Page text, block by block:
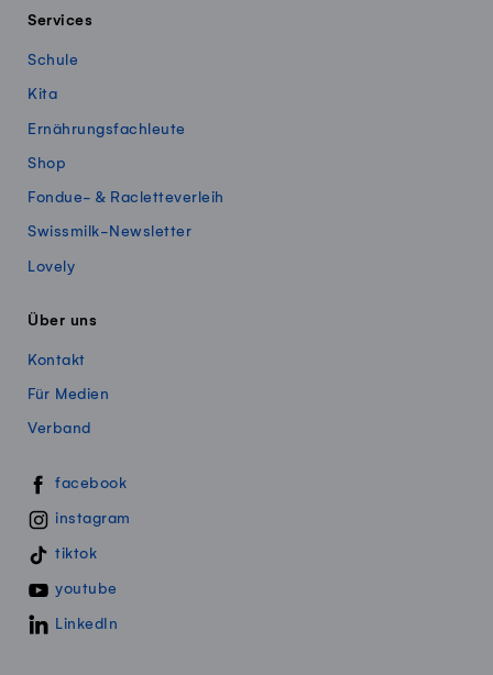
Services
Schule
Kita
Ernährungsfachleute
Shop
Fondue- & Racletteverleih
Swissmilk-Newsletter
Lovely
Über uns
Kontakt
Für Medien
Verband
Swissmillk auf Social Media
facebook
instagram
tiktok
youtube
LinkedIn